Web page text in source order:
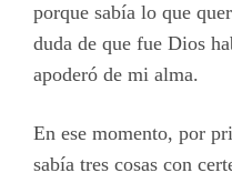
porque sabía lo que
duda de que fue Dios
apoderó de mi alma.
En ese momento, por
sabía tres cosas con